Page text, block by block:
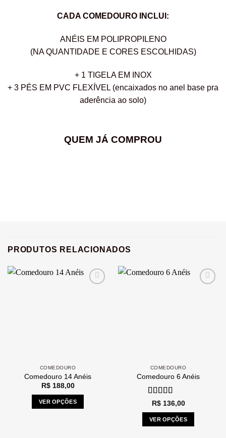
CADA COMEDOURO INCLUI:
ANÉIS EM POLIPROPILENO
(NA QUANTIDADE E CORES ESCOLHIDAS)
+ 1 TIGELA EM INOX
+ 3 PÉS EM PVC FLEXÍVEL (encaixados no anel base pra
aderência ao solo)
QUEM JÁ COMPROU
PRODUTOS RELACIONADOS
COMEDOURO
Comedouro 14 Anéis
R$188,00
VER OPÇÕES
COMEDOURO
Comedouro 6 Anéis
Avaliação5
de 5
R$136,00
VER OPÇÕES